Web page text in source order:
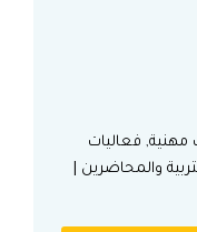
مهنية, فعاليات
والمحاضرين |